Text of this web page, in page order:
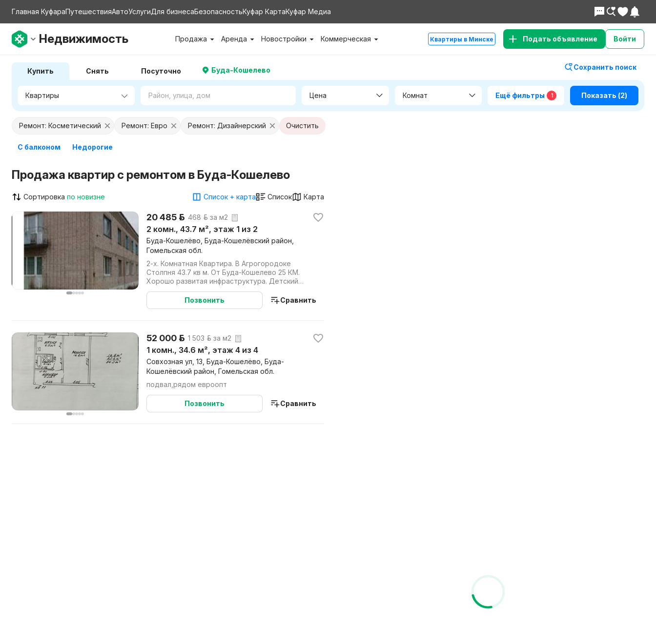
Главная КуфараПутешествияАвтоУслугиДля бизнесаБезопасностьКуфар КартаКуфар Медиа
Недвижимость Продажа Аренда Новостройки Коммерческая Квартиры в Минске Подать объявление Войти
Купить Снять Посуточно Буда-Кошелево Сохранить поиск
Цена Комнат Ещё фильтры 1 Показать (2)
Ремонт: Косметический Ремонт: Евро Ремонт: Дизайнерский Очистить
С балконом Недорогие
Продажа квартир с ремонтом в Буда-Кошелево
Сортировка по новизне Список + карта Список Карта
20 485 р. 468 р. за м2
2 комн., 43.7 м², этаж 1 из 2
Буда-Кошелёво, Буда-Кошелёвский район,
Гомельская обл.
2-х. Комнатная Квартира. В Агрогородоке
Столпня 43.7 кв м. От Буда-Кошелево 25 КМ.
Хорошо развитая инфраструктура. Детский
сад. Школа. Почта. Магазин...
Позвонить
Сравнить
52 000 р. 1 503 р. за м2
1 комн., 34.6 м², этаж 4 из 4
Совхозная ул, 13, Буда-Кошелёво, Буда-
Кошелёвский район, Гомельская обл.
подвал,рядом евроопт
Позвонить Сравнить